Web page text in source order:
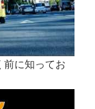
前に知ってお